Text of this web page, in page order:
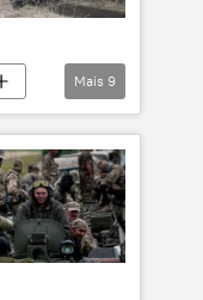
Mais 9